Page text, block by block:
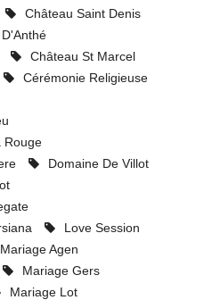
Château Saint Denis
Château St Marcel
Cérémonie Religieuse
Rouge
Domaine De Villot
Love Session
Mariage Agen
Mariage Gers
Mariage Lot